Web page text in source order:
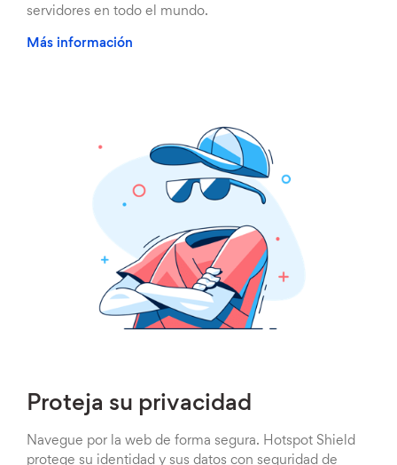
servidores en todo el mundo.
Más información
Proteja su privacidad
Navegue por la web de forma segura. Hotspot Shield
protege su identidad y sus datos con seguridad de